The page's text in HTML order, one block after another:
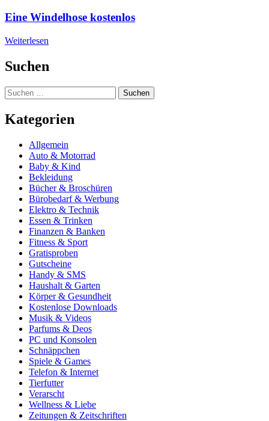
Eine Windelhose kostenlos
Weiterlesen
Suchen
Suchen
nach:
Kategorien
Allgemein
Auto & Motorrad
Baby & Kind
Bekleidung
Bücher & Broschüren
Bürobedarf & Werbung
Elektro & Technik
Essen & Trinken
Finanzen & Banken
Fitness & Sport
Gratisproben
Gutscheine
Handy & SMS
Haushalt & Garten
Körper & Gesundheit
Kostenlose Downloads
Musik & Videos
Parfums & Deos
PC und Konsolen
Schnäppchen
Spiele & Games
Telefon & Internet
Tierfutter
Verarscht
Wellness & Liebe
Zeitungen & Zeitschriften